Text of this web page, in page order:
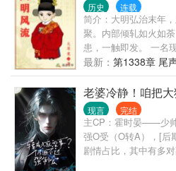
历史 连载
简介：大明弘治末年
聚。内部倾轧如火如
患，一触即发。 一名
本以为能安安稳稳的
他的命运将是被未来
受戮的命运，奋起抗
挪扭转乾坤。成就一
流。
最新： 第1338章 尾
老婆冷静！咱把
现言 完结
主CP：霍时晏——少
强O受（O转A），[后
剧情占比，其中有多